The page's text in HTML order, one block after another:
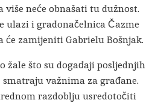
neće obnašati tu dužnost.
ulazi i gradonačelnica Čazme
će zamijeniti Gabrielu Bošnjak.
žale što su događaji posljednjih
važnima za građane.
razdoblju usredotočiti